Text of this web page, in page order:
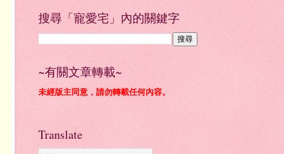
搜尋「寵愛宅」內的關鍵字
~有關文章轉載~
未經版主同意，請勿轉載任何內容。
Translate